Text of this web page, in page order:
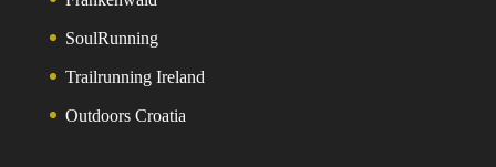
SoulRunning
Trailrunning Ireland
Outdoors Croatia